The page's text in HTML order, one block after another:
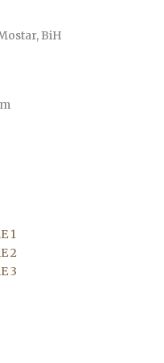
BiH
1
2
3